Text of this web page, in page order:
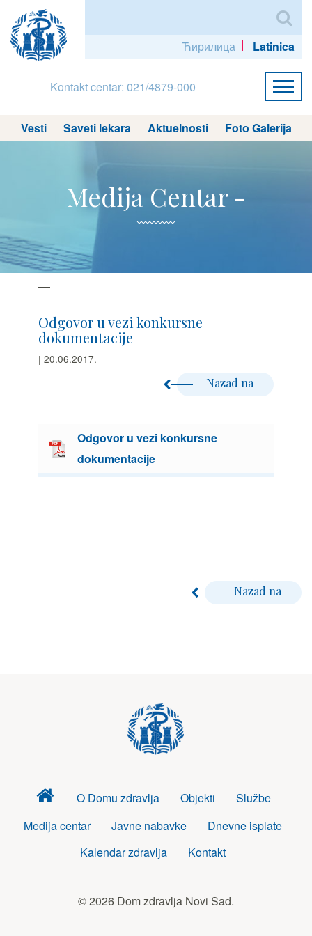
Ћирилица Latinica
Kontakt centar: 021/4879-000
Vesti Saveti lekara Aktuelnosti Foto Galerija
Medija Centar -
Odgovor u vezi konkursne
dokumentacije
| 20.06.2017.
Nazad na
Odgovor u vezi konkursne
dokumentacije
Nazad na
Dom
zdravlja
O Domu zdravlja Objekti
Službe
Medija centar
Javne nabavke
Dnevne isplate
Kalendar zdravlja
Kontakt
© 2026 Dom zdravlja Novi Sad.